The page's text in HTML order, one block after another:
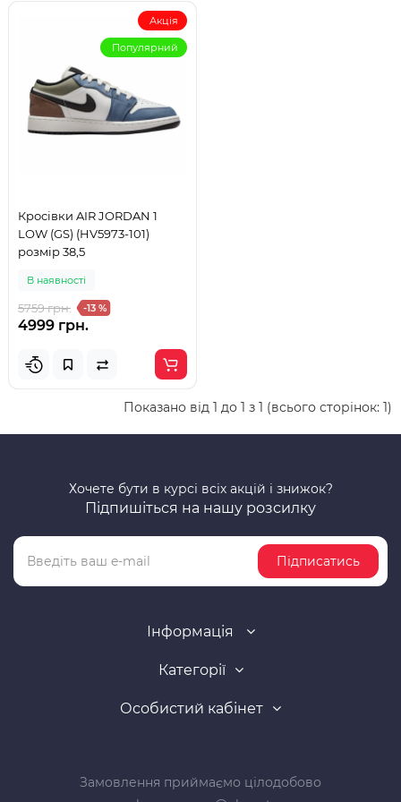
Акція
Популярний
Кросівки AIR JORDAN 1
LOW (GS) (HV5973-101)
розмір 38,5
В наявності
5759 грн. -13 %
4999 грн.
Показано від 1 до 1 з 1 (всього сторінок: 1)
Хочете бути в курсі всіх акцій і знижок?
Підпишіться на нашу розсилку
Підписатись
Інформація
Категорії
Особистий кабінет
Замовлення приймаємо цілодобово